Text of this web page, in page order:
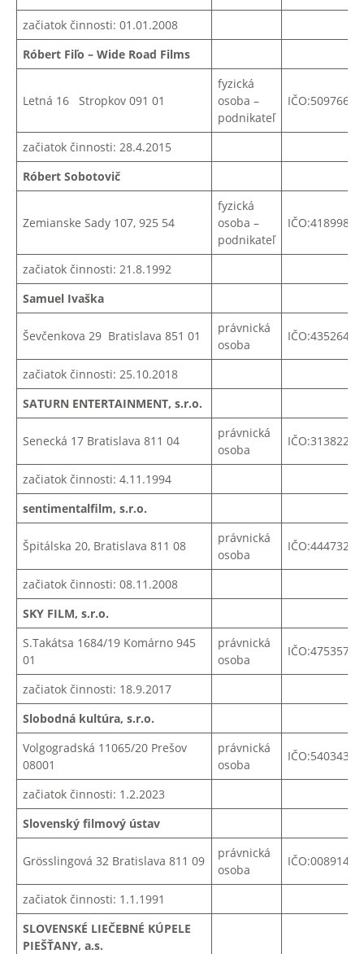
začiatok činnosti: 01.01.2008
Róbert Fiľo – Wide Road Films
Letná 16 Stropkov 091 01
fyzická
osoba –
podnikateľ
IČO:50976605
začiatok činnosti: 28.4.2015
Róbert Sobotovič
Zemianske Sady 107, 925 54
fyzická
osoba –
podnikateľ
IČO:41899849
začiatok činnosti: 21.8.1992
Samuel Ivaška
Ševčenkova 29 Bratislava 851 01
právnická
osoba
IČO:43526403
začiatok činnosti: 25.10.2018
SATURN ENTERTAINMENT, s.r.o.
Senecká 17 Bratislava 811 04
právnická
osoba
IČO:31382258
začiatok činnosti: 4.11.1994
sentimentalfilm, s.r.o.
Špitálska 20, Bratislava 811 08
právnická
osoba
IČO:44473222
začiatok činnosti: 08.11.2008
SKY FILM, s.r.o.
S.Takátsa 1684/19 Komárno 945
01
právnická
osoba
IČO:47535741
začiatok činnosti: 18.9.2017
Slobodná kultúra, s.r.o.
Volgogradská 11065/20 Prešov
08001
právnická
osoba
IČO:54034370
začiatok činnosti: 1.2.2023
Slovenský filmový ústav
Grösslingová 32 Bratislava 811 09
právnická
osoba
IČO:00891444
začiatok činnosti: 1.1.1991
SLOVENSKÉ LIEČEBNÉ KÚPELE
PIEŠŤANY, a.s.